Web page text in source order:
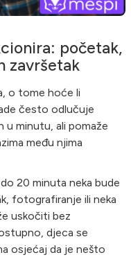
početak,
završetak
o tome hoće li
često odlučuje
u minutu, ali pomaže
među njima
do 20 minuta neka bude
fotografiranje ili neka
uskočiti bez
djeca se
osjećaj da je nešto